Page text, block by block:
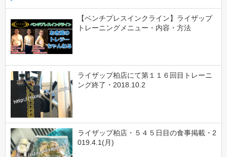
【ベンチプレスインクライン】ライザップ
トレーニングメニュー・内容・方法
ライザップ柏店にて第１１６回目トレーニ
ング終了・2018.10.2
ライザップ柏店・５４５日目の食事掲載・2
019.4.1(月)